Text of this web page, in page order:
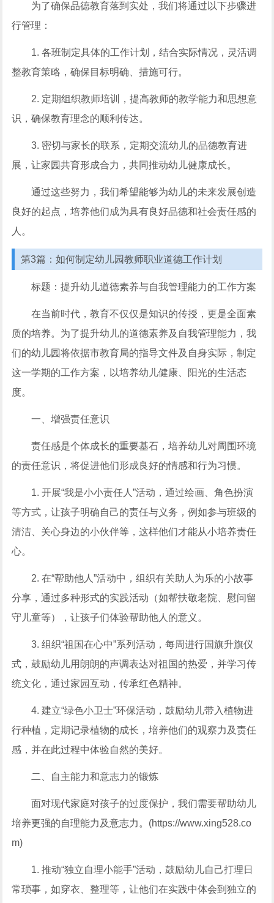
为了确保品德教育落到实处，我们将通过以下步骤进
行管理：
1. 各班制定具体的工作计划，结合实际情况，灵活调
整教育策略，确保目标明确、措施可行。
2. 定期组织教师培训，提高教师的教学能力和思想意
识，确保教育理念的顺利传达。
3. 密切与家长的联系，定期交流幼儿的品德教育进
展，让家园共育形成合力，共同推动幼儿健康成长。
通过这些努力，我们希望能够为幼儿的未来发展创造
良好的起点，培养他们成为具有良好品德和社会责任感的
人。
第3篇：如何制定幼儿园教师职业道德工作计划
标题：提升幼儿道德素养与自我管理能力的工作方案
在当前时代，教育不仅仅是知识的传授，更是全面素
质的培养。为了提升幼儿的道德素养及自我管理能力，我
们的幼儿园将依据市教育局的指导文件及自身实际，制定
这一学期的工作方案，以培养幼儿健康、阳光的生活态
度。
一、增强责任意识
责任感是个体成长的重要基石，培养幼儿对周围环境
的责任意识，将促进他们形成良好的情感和行为习惯。
1. 开展“我是小小责任人”活动，通过绘画、角色扮演
等方式，让孩子明确自己的责任与义务，例如参与班级的
清洁、关心身边的小伙伴等，这样他们才能从小培养责任
心。
2. 在“帮助他人”活动中，组织有关助人为乐的小故事
分享，通过多种形式的实践活动（如帮扶敬老院、慰问留
守儿童等），让孩子们体验帮助他人的意义。
3. 组织“祖国在心中”系列活动，每周进行国旗升旗仪
式，鼓励幼儿用朗朗的声调表达对祖国的热爱，并学习传
统文化，通过家园互动，传承红色精神。
4. 建立“绿色小卫士”环保活动，鼓励幼儿带入植物进
行种植，定期记录植物的成长，培养他们的观察力及责任
感，并在此过程中体验自然的美好。
二、自主能力和意志力的锻炼
面对现代家庭对孩子的过度保护，我们需要帮助幼儿
培养更强的自理能力及意志力。(https://www.xing528.co
m)
1. 推动“独立自理小能手”活动，鼓励幼儿自己打理日
常琐事，如穿衣、整理等，让他们在实践中体会到独立的